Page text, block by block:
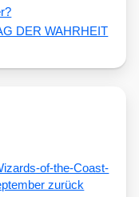
DER WAHRHEIT
of-the-Coast-
zurück